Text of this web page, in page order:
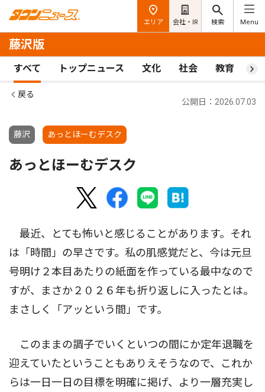
エリア 会社・IR 検索 Menu
藤沢版
すべて トップニュース 文化 社会 教育 ス
戻る
藤沢 あっとほーむデスク
公開日：2026.07.03
あっとほーむデスク
最近、とても怖いと感じることがあります。それ
は「時間」の早さです。私の肌感覚だと、今は元旦
号明け２本目あたりの紙面を作っている最中なので
すが、まさか２０２６年も折り返しに入ったとは。
まさしく「アッという間」です。
このままの調子でいくといつの間にか定年退職を
迎えていたということもありえそうなので、これか
らは一日一日の目標を明確に掲げ、より一層充実し